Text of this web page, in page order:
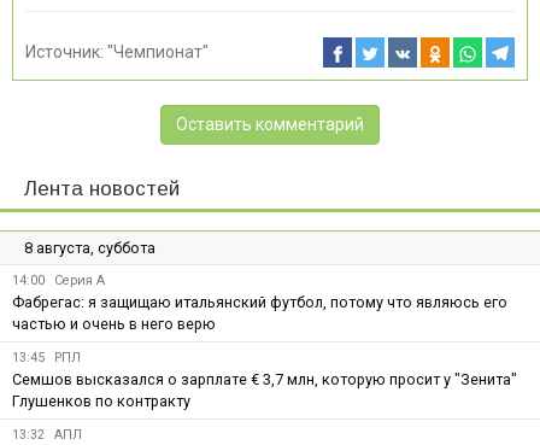
Источник: "Чемпионат"
Оставить комментарий
Лента новостей
8 августа, суббота
14:00 Серия А
Фабрегас: я защищаю итальянский футбол, потому что являюсь его
частью и очень в него верю
13:45 РПЛ
Семшов высказался о зарплате € 3,7 млн, которую просит у "Зенита"
Глушенков по контракту
13:32 АПЛ